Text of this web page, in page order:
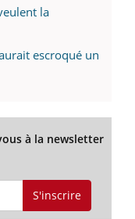
la
escroqué un
à la newsletter
S'inscrire